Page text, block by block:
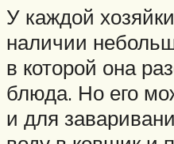
У каждой
наличии
в которой она
блюда. Но его
и для